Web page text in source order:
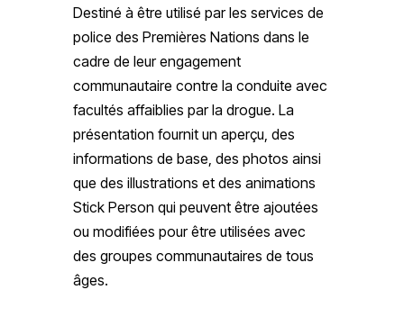
Destiné à être utilisé par les services de
police des Premières Nations dans le
cadre de leur engagement
communautaire contre la conduite avec
facultés affaiblies par la drogue. La
présentation fournit un aperçu, des
informations de base, des photos ainsi
que des illustrations et des animations
Stick Person qui peuvent être ajoutées
ou modifiées pour être utilisées avec
des groupes communautaires de tous
âges.